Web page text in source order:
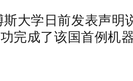
大学日前发表声明
完成了该国首例机